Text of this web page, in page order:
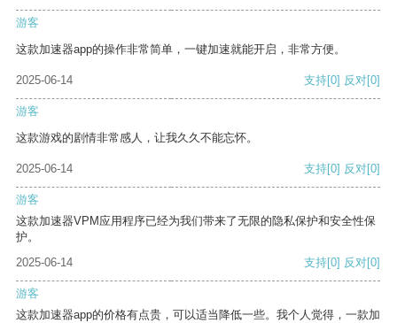
游客
这款加速器app的操作非常简单，一键加速就能开启，非常方便。
2025-06-14 支持[0] 反对[0]
游客
这款游戏的剧情非常感人，让我久久不能忘怀。
2025-06-14 支持[0] 反对[0]
游客
这款加速器VPM应用程序已经为我们带来了无限的隐私保护和安全性保
护。
2025-06-14
支持[0] 反对[0]
游客
这款加速器app的价格有点贵，可以适当降低一些。我个人觉得，一款加